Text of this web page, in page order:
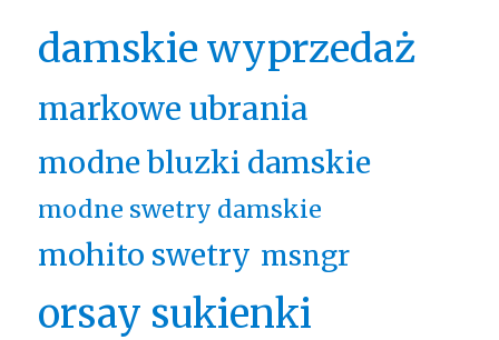
damskie wyprzedaż
markowe ubrania
modne bluzki damskie
modne swetry damskie
mohito swetry msngr
orsay sukienki